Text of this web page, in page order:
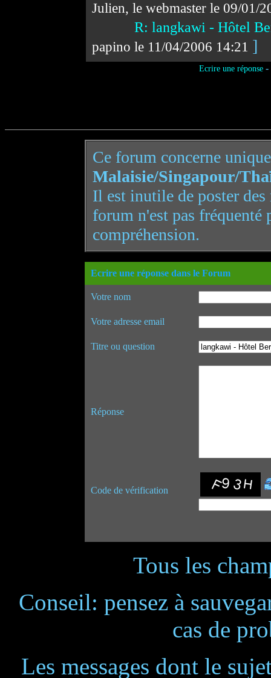
Julien, le webmaster le 09/01/
R: langkawi - Hôtel
papino le 11/04/2006 14:21 ]
Ecrire une réponse-
Ce forum concerne
Malaisie/Singapour/
Il est inutile de poster
forum n'est pas
compréhension.
Ecrire une réponse dans le Forum
Votre nom
Votre adresse email
Titre ou question
Réponse
Code de vérification
Tous les
Conseil: pensez à
cas de
Les messages dont le